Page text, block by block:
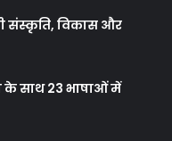
संस्कृति, विकास और
के साथ 23 भाषाओं में